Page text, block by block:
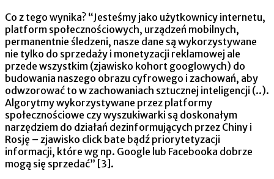
Co z tego wynika? “Jesteśmy jako użytkownicy internetu,
platform społecznościowych, urządzeń mobilnych,
permanentnie śledzeni, nasze dane są wykorzystywane
nie tylko do sprzedaży i monetyzacji reklamowej ale
przede wszystkim (zjawisko kohort googlowych) do
budowania naszego obrazu cyfrowego i zachowań, aby
odwzorować to w zachowaniach sztucznej inteligencji (..).
Algorytmy wykorzystywane przez platformy
społecznościowe czy wyszukiwarki są doskonałym
narzędziem do działań dezinformujących przez Chiny i
Rosję – zjawisko click bate bądź priorytetyzacji
informacji, które wg np. Google lub Facebooka dobrze
mogą się sprzedać” [3].